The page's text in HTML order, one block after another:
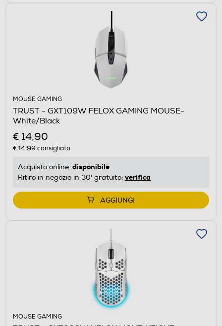
MOUSE GAMING
TRUST - GXT109W FELOX GAMING MOUSE-
White/Black
€ 14,90
€ 14,99 consigliato
Acquisto online: disponibile
Ritiro in negozio in 30' gratuito: verifica
AGGIUNGI
MOUSE GAMING